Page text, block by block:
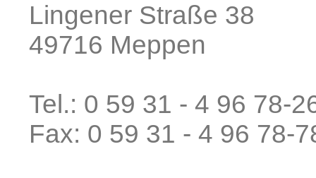
Lingener Straße 38
49716 Meppen
Tel.: 0 59 31 - 4 96 78-
Fax: 0 59 31 - 4 96 78-